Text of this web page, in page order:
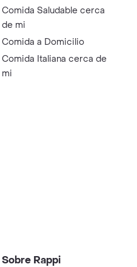
Comida Saludable cerca
de mi
Comida a Domicilio
Comida Italiana cerca de
mi
Sobre Rappi